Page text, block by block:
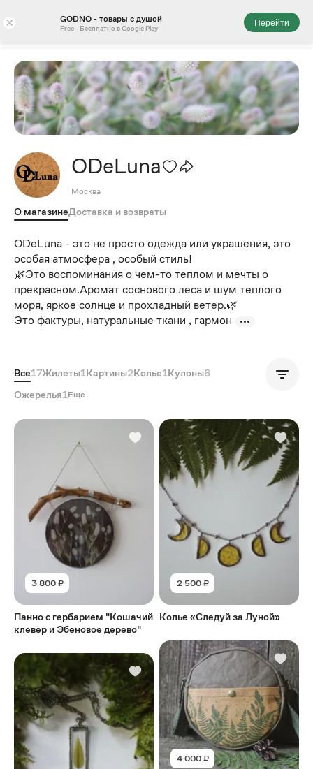
× GODNO - товары с душой
Free - Бесплатно в Google Play
Перейти
ODeLuna
Москва
О магазинеДоставка и возвраты
ODeLuna - это не просто одежда или украшения, это
особая атмосфера , особый стиль!
🌿Это воспоминания о чем-то теплом и мечты о
прекрасном.Аромат соснового леса и шум теплого
моря, яркое солнце и прохладный ветер.🌿
Это фактуры, натуральные ткани , гармон
Все17Жилеты1Картины2Колье1Кулоны6
Ожерелья1Еще
Популярные
3 800 ₽
Панно с гербарием "Кошачий
клевер и Эбеновое дерево"
2 500 ₽
Колье «Следуй за Луной»
4 000 ₽